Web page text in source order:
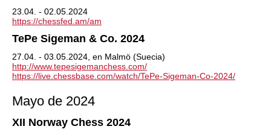
23.04. - 02.05.2024
https://chessfed.am/am
TePe Sigeman & Co. 2024
27.04. - 03.05.2024, en Malmö (Suecia)
http://www.tepesigemanchess.com/
https://live.chessbase.com/watch/TePe-Sigeman-Co-2024/
Mayo de 2024
XII Norway Chess 2024